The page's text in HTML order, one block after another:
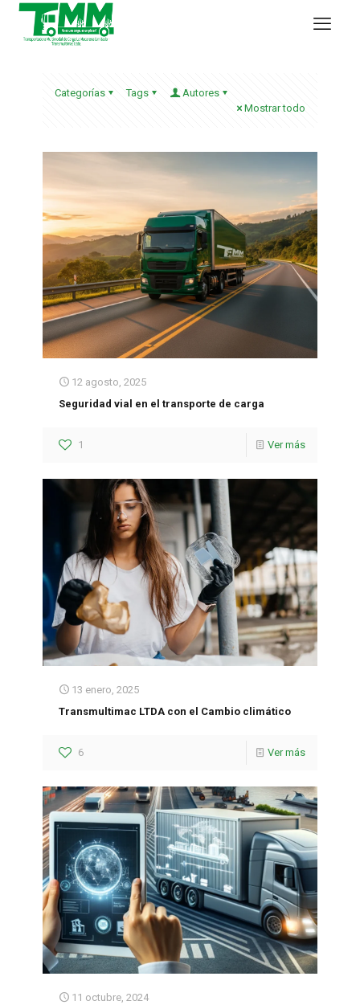
Categorías Tags
Autores
Mostrar todo
12 agosto, 2025
Seguridad vial en el transporte de carga
1 Ver más
13 enero, 2025
Transmultimac LTDA con el Cambio climático
6 Ver más
11 octubre, 2024